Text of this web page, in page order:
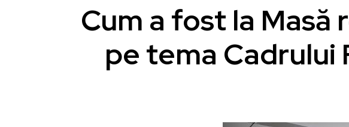
Cum a fost la
pe tema Cadrului